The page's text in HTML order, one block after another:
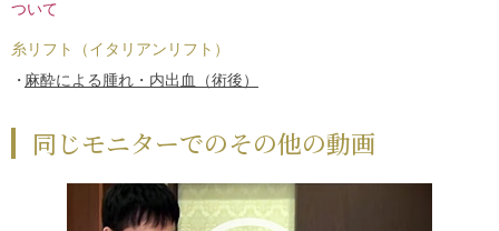
ついて
糸リフト（イタリアンリフト）
麻酔による腫れ・内出血（術後）
同じモニターでのその他の動画